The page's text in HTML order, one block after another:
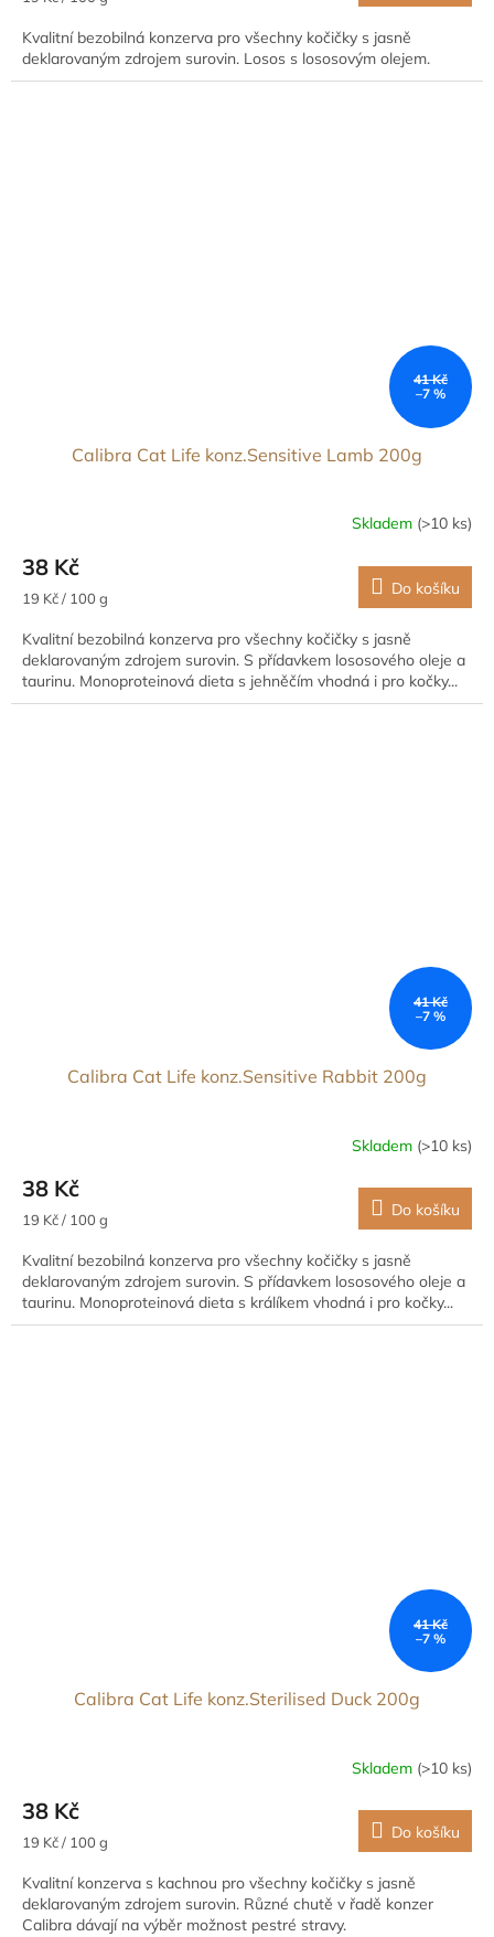
Kvalitní bezobilná konzerva pro všechny kočičky s jasně
deklarovaným zdrojem surovin. Losos s lososovým olejem.
41 Kč
–7 %
Calibra Cat Life konz.Sensitive Lamb 200g
Skladem (>10 ks)
38 Kč
Měrná
19 Kč / 100 g Do košíku
Kvalitní bezobilná konzerva pro všechny kočičky s jasně
deklarovaným zdrojem surovin. S přídavkem lososového oleje a
taurinu. Monoproteinová dieta s jehněčím vhodná i pro kočky...
41 Kč
–7 %
Calibra Cat Life konz.Sensitive Rabbit 200g
Skladem (>10 ks)
38 Kč
Měrná
19 Kč / 100 g Do košíku
Kvalitní bezobilná konzerva pro všechny kočičky s jasně
deklarovaným zdrojem surovin. S přídavkem lososového oleje a
taurinu. Monoproteinová dieta s králíkem vhodná i pro kočky...
41 Kč
–7 %
Calibra Cat Life konz.Sterilised Duck 200g
Skladem (>10 ks)
38 Kč
Měrná
19 Kč / 100 g Do košíku
Kvalitní konzerva s kachnou pro všechny kočičky s jasně
deklarovaným zdrojem surovin. Různé chutě v řadě konzer
Calibra dávají na výběr možnost pestré stravy.